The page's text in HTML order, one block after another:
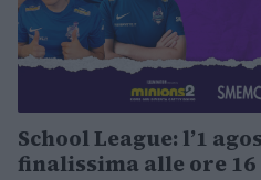
School League: l’1
finalissima alle ore 16